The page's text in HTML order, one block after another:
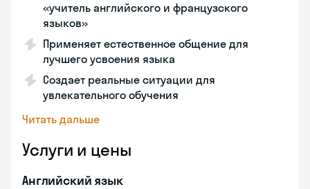
«учитель английского и французского
языков»
Применяет естественное общение для
лучшего усвоения языка
Создает реальные ситуации для
увлекательного обучения
Читать дальше
Услуги и цены
Английский язык